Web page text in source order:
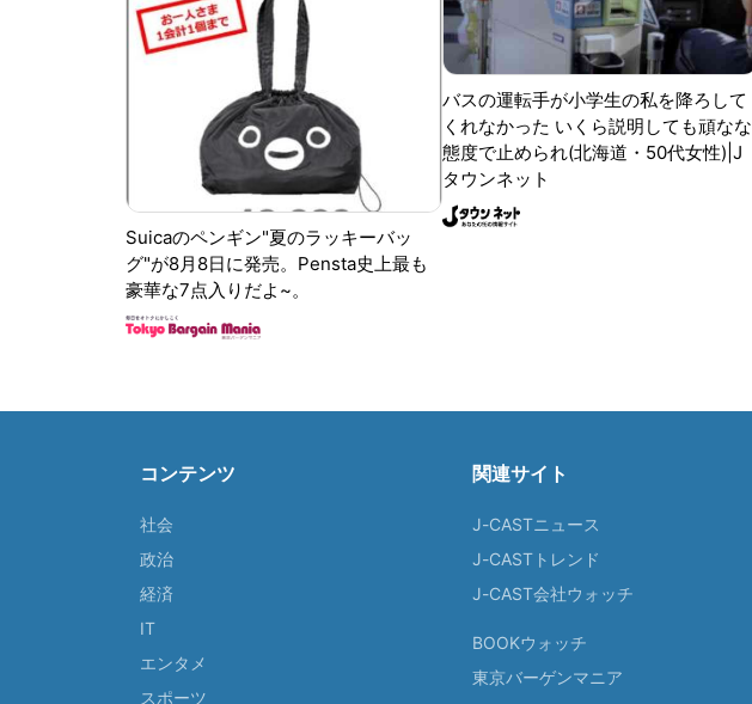
Suicaのペンギン"夏のラッキーバッ
グ"が8月8日に発売。Pensta史上最も
豪華な7点入りだよ~。
バスの運転手が小学生の私を降ろして
くれなかった いくら説明しても頑なな
態度で止められ(北海道・50代女性)|J
タウンネット
コンテンツ
社会
政治
経済
IT
エンタメ
スポーツ
関連サイト
J-CASTニュース
J-CASTトレンド
J-CAST会社ウォッチ
BOOKウォッチ
東京バーゲンマニア